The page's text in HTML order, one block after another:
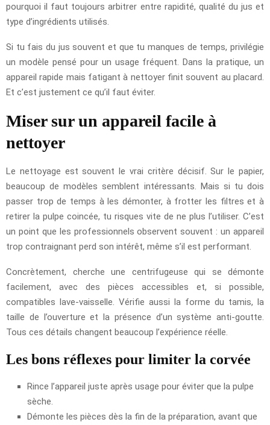
pourquoi il faut toujours arbitrer entre rapidité, qualité du jus et
type d’ingrédients utilisés.
Si tu fais du jus souvent et que tu manques de temps, privilégie
un modèle pensé pour un usage fréquent. Dans la pratique, un
appareil rapide mais fatigant à nettoyer finit souvent au placard.
Et c’est justement ce qu’il faut éviter.
Miser sur un appareil facile à
nettoyer
Le nettoyage est souvent le vrai critère décisif. Sur le papier,
beaucoup de modèles semblent intéressants. Mais si tu dois
passer trop de temps à les démonter, à frotter les filtres et à
retirer la pulpe coincée, tu risques vite de ne plus l’utiliser. C’est
un point que les professionnels observent souvent : un appareil
trop contraignant perd son intérêt, même s’il est performant.
Concrètement, cherche une centrifugeuse qui se démonte
facilement, avec des pièces accessibles et, si possible,
compatibles lave-vaisselle. Vérifie aussi la forme du tamis, la
taille de l’ouverture et la présence d’un système anti-goutte.
Tous ces détails changent beaucoup l’expérience réelle.
Les bons réflexes pour limiter la corvée
Rince l’appareil juste après usage pour éviter que la pulpe
sèche.
Démonte les pièces dès la fin de la préparation, avant que